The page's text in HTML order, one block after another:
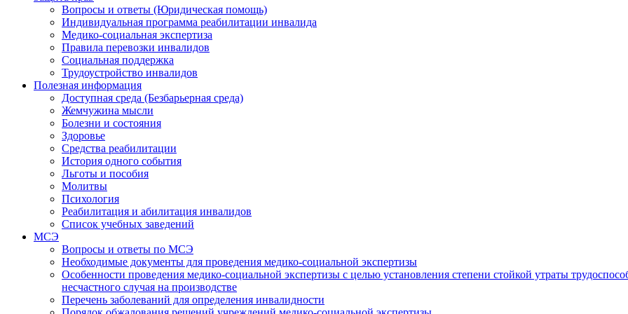
Вопросы и ответы (Юридическая помощь)
Индивидуальная программа реабилитации инвалида
Медико-социальная экспертиза
Правила перевозки инвалидов
Социальная поддержка
Трудоустройство инвалидов
Полезная информация
Доступная среда (Безбарьерная среда)
Жемчужина мысли
Болезни и состояния
Здоровье
Средства реабилитации
История одного события
Льготы и пособия
Молитвы
Психология
Реабилитация и абилитация инвалидов
Список учебных заведений
МСЭ
Вопросы и ответы по МСЭ
Необходимые документы для проведения медико-социальной экспертизы
Особенности проведения медико-социальной экспертизы с целью установления степени стойкой утраты
несчастного случая на производстве
Перечень заболеваний для определения инвалидности